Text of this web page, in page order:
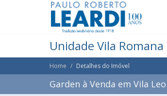
Unidade Vila
Home Detalhes do Imóvel
Garden à Venda em Vila